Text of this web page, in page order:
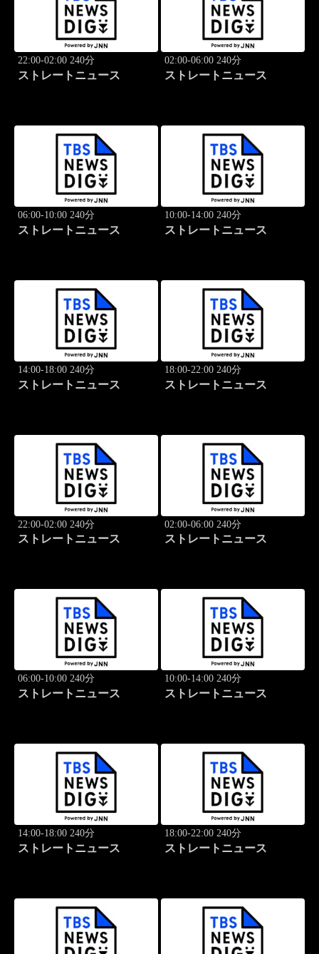
22:00-02:00 240分
ストレートニュース
02:00-06:00 240分
ストレートニュース
06:00-10:00 240分
ストレートニュース
10:00-14:00 240分
ストレートニュース
14:00-18:00 240分
ストレートニュース
18:00-22:00 240分
ストレートニュース
22:00-02:00 240分
ストレートニュース
02:00-06:00 240分
ストレートニュース
06:00-10:00 240分
ストレートニュース
10:00-14:00 240分
ストレートニュース
14:00-18:00 240分
ストレートニュース
18:00-22:00 240分
ストレートニュース